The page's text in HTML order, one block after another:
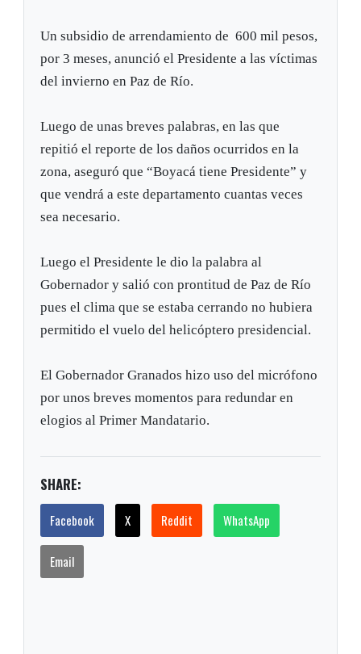
Un subsidio de arrendamiento de 600 mil pesos,
por 3 meses, anunció el Presidente a las víctimas
del invierno en Paz de Río.
Luego de unas breves palabras, en las que
repitió el reporte de los daños ocurridos en la
zona, aseguró que “Boyacá tiene Presidente” y
que vendrá a este departamento cuantas veces
sea necesario.
Luego el Presidente le dio la palabra al
Gobernador y salió con prontitud de Paz de Río
pues el clima que se estaba cerrando no hubiera
permitido el vuelo del helicóptero presidencial.
El Gobernador Granados hizo uso del micrófono
por unos breves momentos para redundar en
elogios al Primer Mandatario.
SHARE:
Facebook X Reddit WhatsApp
Email